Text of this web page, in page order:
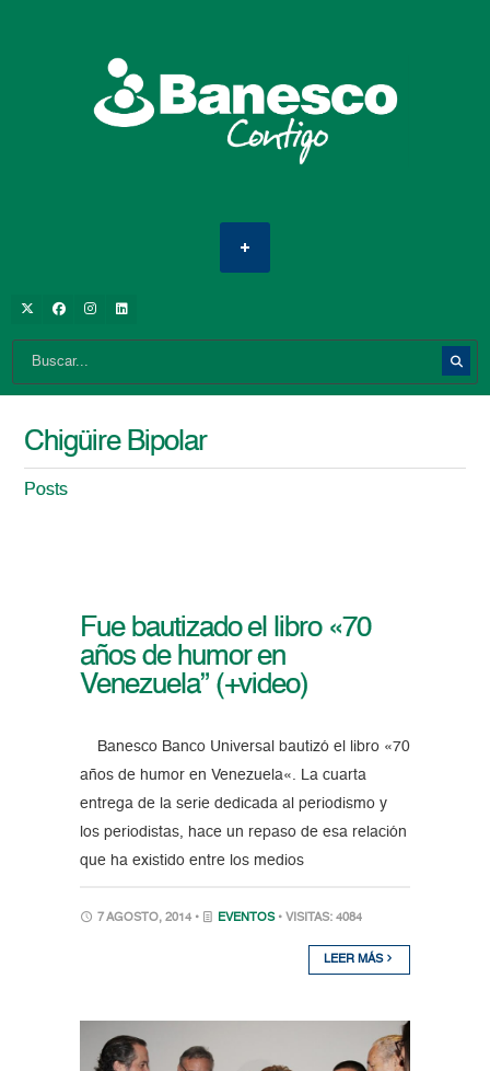
Chigüire Bipolar
Posts
Fue bautizado el libro «70
años de humor en
Venezuela” (+video)
Banesco Banco Universal bautizó el libro «70
años de humor en Venezuela«. La cuarta
entrega de la serie dedicada al periodismo y
los periodistas, hace un repaso de esa relación
que ha existido entre los medios
7 AGOSTO, 2014 • EVENTOS • VISITAS: 4084
LEER MÁS